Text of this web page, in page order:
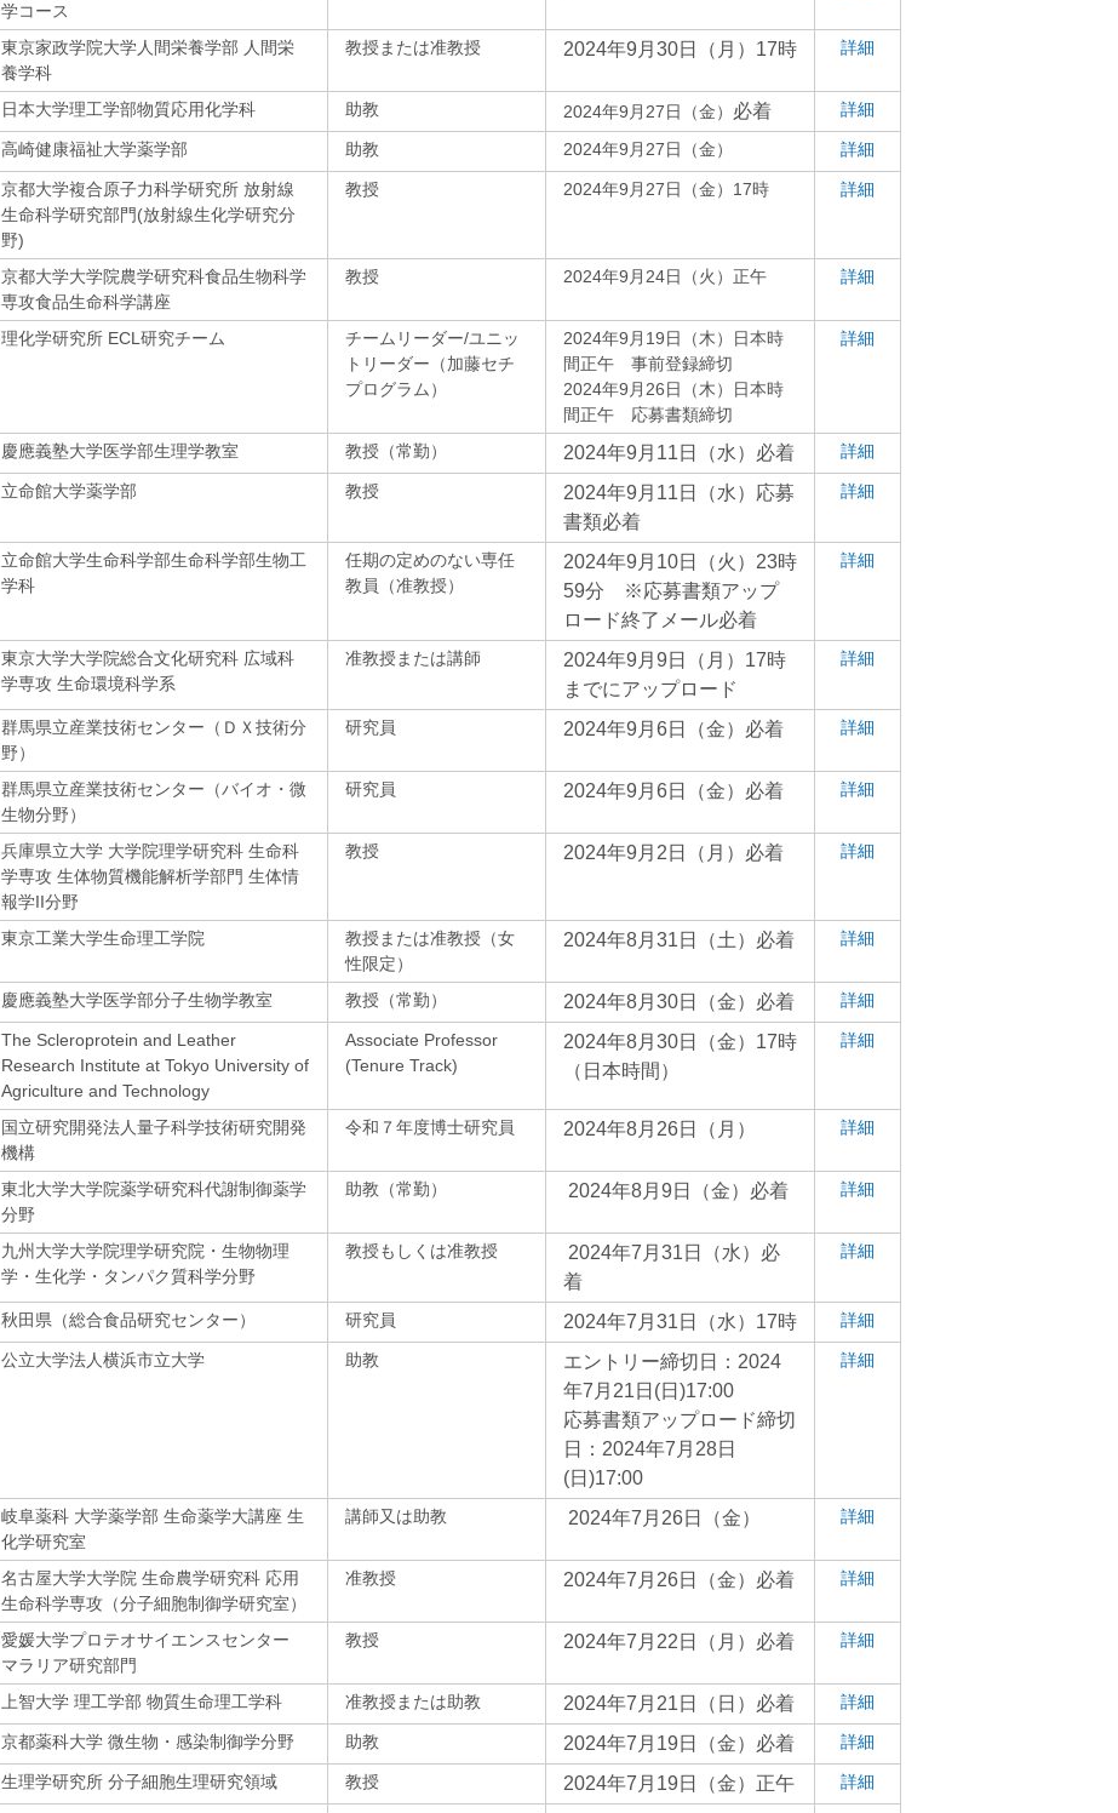
学コース
東京家政学院大学人間栄養学部 人間栄
養学科
教授または准教授 2024年9月30日（月）17時 詳細
日本大学理工学部物質応用化学科 助教 2024年9月27日（金） 必着 詳細
高崎健康福祉大学薬学部 助教 2024年9月27日（金） 詳細
京都大学複合原子力科学研究所 放射線
生命科学研究部門(放射線生化学研究分
野)
教授 2024年9月27日（金）17時 詳細
京都大学大学院農学研究科食品生物科学
専攻食品生命科学講座
教授 2024年9月24日（火）正午 詳細
理化学研究所 ECL研究チーム
チームリーダー/ユニッ
トリーダー（加藤セチ
プログラム）
2024年9月19日（木）日本時
間正午 事前登録締切
2024年9月26日（木）日本時
間正午 応募書類締切
詳細
慶應義塾大学医学部生理学教室 教授（常勤） 2024年9月11日（水）必着 詳細
立命館大学薬学部 教授
2024年9月11日（水）応募
書類必着
詳細
立命館大学生命科学部生命科学部生物工
学科
任期の定めのない専任
教員（准教授）
2024年9月10日（火）23時
59分 ※応募書類アップ
ロード終了メール必着
詳細
東京大学大学院総合文化研究科 広域科
学専攻 生命環境科学系
准教授または講師
2024年9月9日（月）17時
までにアップロード
詳細
群馬県立産業技術センター（ＤＸ技術分
野）
研究員 2024年9月6日（金）必着 詳細
群馬県立産業技術センター（バイオ・微
生物分野）
研究員 2024年9月6日（金）必着 詳細
兵庫県立大学 大学院理学研究科 生命科
学専攻 生体物質機能解析学部門 生体情
報学II分野
教授 2024年9月2日（月）必着 詳細
東京工業大学生命理工学院
教授または准教授（女
性限定）
2024年8月31日（土）必着 詳細
慶應義塾大学医学部分子生物学教室 教授（常勤） 2024年8月30日（金）必着 詳細
The Scleroprotein and Leather
Research Institute at Tokyo University of
Agriculture and Technology
Associate Professor
(Tenure Track)
2024年8月30日（金）17時
（日本時間）
詳細
国立研究開発法人量子科学技術研究開発
機構
令和７年度博士研究員 2024年8月26日（月） 詳細
東北大学大学院薬学研究科代謝制御薬学
分野
助教（常勤） 2024年8月9日（金）必着 詳細
九州大学大学院理学研究院・生物物理
学・生化学・タンパク質科学分野
教授もしくは准教授
2024年7月31日（水）必
着
詳細
秋田県（総合食品研究センター） 研究員 2024年7月31日（水）17時 詳細
公立大学法人横浜市立大学 助教
エントリー締切日：2024
年7月21日(日)17:00
応募書類アップロード締切
日：2024年7月28日
(日)17:00
詳細
岐阜薬科 大学薬学部 生命薬学大講座 生
化学研究室
講師又は助教 2024年7月26日（金） 詳細
名古屋大学大学院 生命農学研究科 応用
生命科学専攻（分子細胞制御学研究室）
准教授 2024年7月26日（金）必着 詳細
愛媛大学プロテオサイエンスセンター
マラリア研究部門
教授 2024年7月22日（月）必着 詳細
上智大学 理工学部 物質生命理工学科 准教授または助教 2024年7月21日（日）必着 詳細
京都薬科大学 微生物・感染制御学分野 助教 2024年7月19日（金）必着 詳細
生理学研究所 分子細胞生理研究領域 教授 2024年7月19日（金）正午 詳細